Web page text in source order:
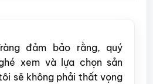
đảm bảo rằng, quý
xem và lựa chọn sản
sẽ không phải thất vọng